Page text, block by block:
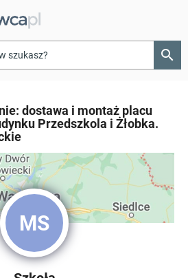
search
dostawa i montaż placu
Przedszkola i Żłobka.
MS